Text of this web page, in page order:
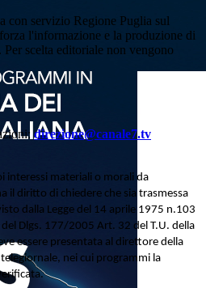
con servizio Regione Puglia sul
l'informazione e la produzione di
scelta editoriale non vengono
direzione@canale7.tv
interessi materiali o morali da
il diritto di chiedere che sia trasmessa
dalla Legge del 14 aprile 1975 n.103
Dlgs. 177/2005 Art. 32 del T.U. della
essere presentata al direttore della
nei cui programmi la